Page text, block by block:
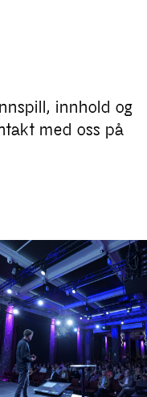
innhold og
med oss på